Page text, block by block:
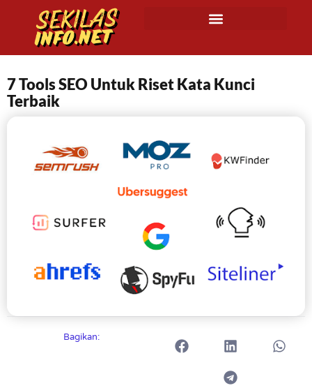
7 Tools SEO Untuk Riset Kata Kunci
Terbaik
Bagikan: